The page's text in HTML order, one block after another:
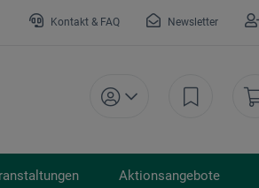
Kontakt & FAQ Newsletter
Aktionsangebote